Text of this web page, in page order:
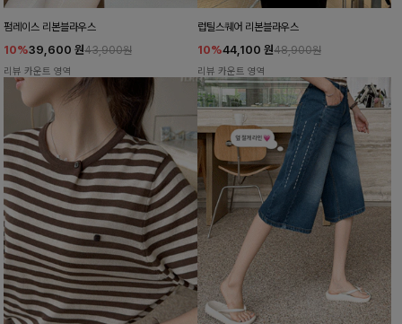
펌레이스 리본블라우스
10%39,600 원43,900원
리뷰 카운트 영역
럽틸스퀘어 리본블라우스
10%44,100 원48,900원
리뷰 카운트 영역